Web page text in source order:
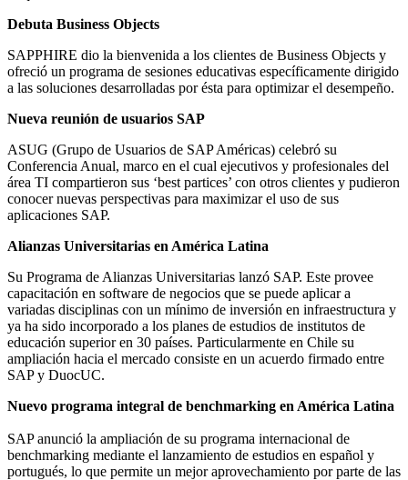
Debuta Business Objects
SAPPHIRE dio la bienvenida a los clientes de Business Objects y
ofreció un programa de sesiones educativas específicamente dirigido
a las soluciones desarrolladas por ésta para optimizar el desempeño.
Nueva reunión de usuarios SAP
ASUG (Grupo de Usuarios de SAP Américas) celebró su
Conferencia Anual, marco en el cual ejecutivos y profesionales del
área TI compartieron sus ‘best partices’ con otros clientes y pudieron
conocer nuevas perspectivas para maximizar el uso de sus
aplicaciones SAP.
Alianzas Universitarias en América Latina
Su Programa de Alianzas Universitarias lanzó SAP. Este provee
capacitación en software de negocios que se puede aplicar a
variadas disciplinas con un mínimo de inversión en infraestructura y
ya ha sido incorporado a los planes de estudios de institutos de
educación superior en 30 países. Particularmente en Chile su
ampliación hacia el mercado consiste en un acuerdo firmado entre
SAP y DuocUC.
Nuevo programa integral de benchmarking en América Latina
SAP anunció la ampliación de su programa internacional de
benchmarking mediante el lanzamiento de estudios en español y
portugués, lo que permite un mejor aprovechamiento por parte de las